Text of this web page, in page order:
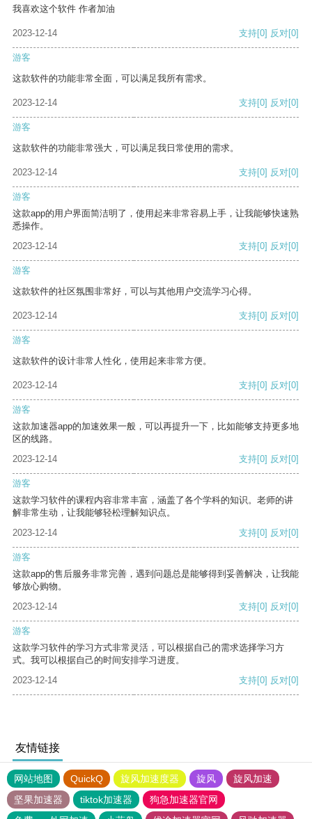
我喜欢这个软件 作者加油
2023-12-14 支持[0] 反对[0]
游客
这款软件的功能非常全面，可以满足我所有需求。
2023-12-14 支持[0] 反对[0]
游客
这款软件的功能非常强大，可以满足我日常使用的需求。
2023-12-14 支持[0] 反对[0]
游客
这款app的用户界面简洁明了，使用起来非常容易上手，让我能够快速熟
悉操作。
2023-12-14
支持[0] 反对[0]
游客
这款软件的社区氛围非常好，可以与其他用户交流学习心得。
2023-12-14 支持[0] 反对[0]
游客
这款软件的设计非常人性化，使用起来非常方便。
2023-12-14 支持[0] 反对[0]
游客
这款加速器app的加速效果一般，可以再提升一下，比如能够支持更多地
区的线路。
2023-12-14
支持[0] 反对[0]
游客
这款学习软件的课程内容非常丰富，涵盖了各个学科的知识。老师的讲
解非常生动，让我能够轻松理解知识点。
2023-12-14
支持[0] 反对[0]
游客
这款app的售后服务非常完善，遇到问题总是能够得到妥善解决，让我能
够放心购物。
2023-12-14
支持[0] 反对[0]
游客
这款学习软件的学习方式非常灵活，可以根据自己的需求选择学习方
式。我可以根据自己的时间安排学习进度。
2023-12-14
支持[0] 反对[0]
友情链接
网站地图 QuickQ 旋风加速度器 旋风
旋风加速
坚果加速器
tiktok加速器
狗急加速器官网